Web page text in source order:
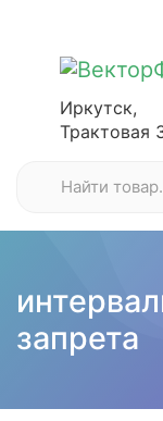
Иркутск,
Трактовая
запрета